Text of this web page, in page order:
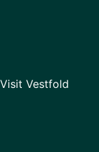
Visit Vestfold